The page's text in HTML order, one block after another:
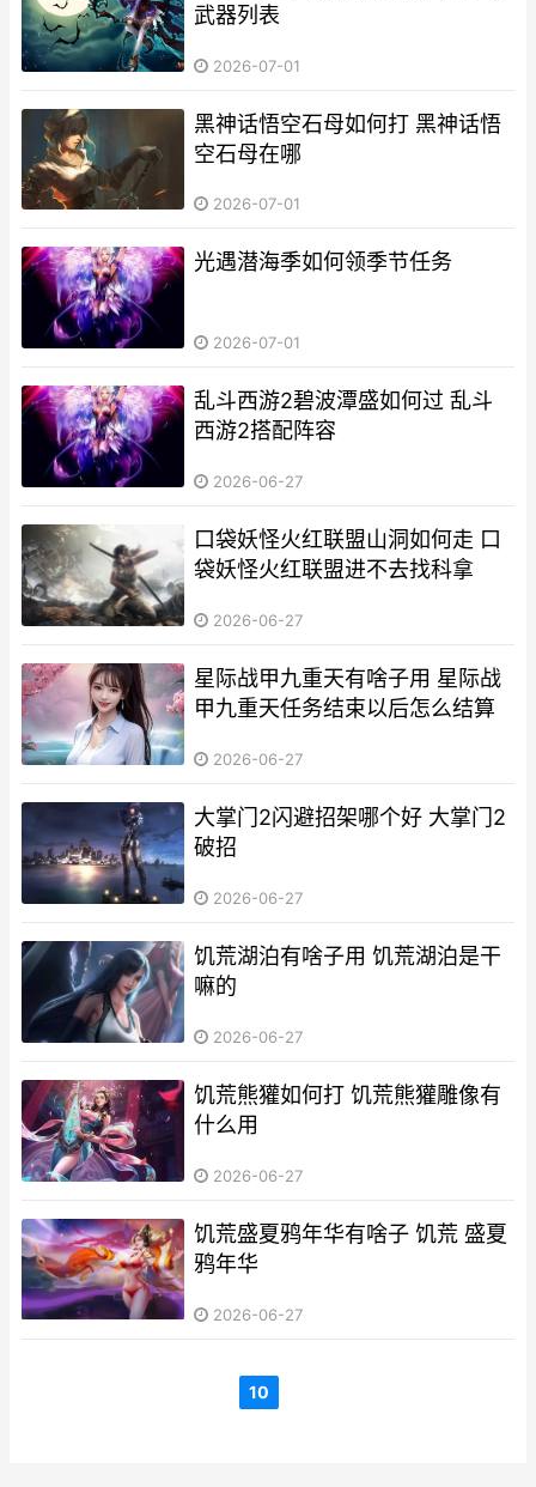
武器列表
2026-07-01
黑神话悟空石母如何打 黑神话悟
空石母在哪
2026-07-01
光遇潜海季如何领季节任务
2026-07-01
乱斗西游2碧波潭盛如何过 乱斗
西游2搭配阵容
2026-06-27
口袋妖怪火红联盟山洞如何走 口
袋妖怪火红联盟进不去找科拿
2026-06-27
星际战甲九重天有啥子用 星际战
甲九重天任务结束以后怎么结算
2026-06-27
大掌门2闪避招架哪个好 大掌门2
破招
2026-06-27
饥荒湖泊有啥子用 饥荒湖泊是干
嘛的
2026-06-27
饥荒熊獾如何打 饥荒熊獾雕像有
什么用
2026-06-27
饥荒盛夏鸦年华有啥子 饥荒 盛夏
鸦年华
2026-06-27
10